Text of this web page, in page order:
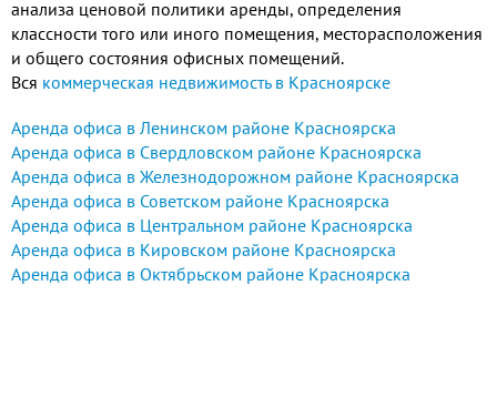
анализа ценовой политики аренды, определения
классности того или иного помещения, месторасположения
и общего состояния офисных помещений.
Вся коммерческая недвижимость в Красноярске
Аренда офиса в Ленинском районе Красноярска
Аренда офиса в Свердловском районе Красноярска
Аренда офиса в Железнодорожном районе Красноярска
Аренда офиса в Советском районе Красноярска
Аренда офиса в Центральном районе Красноярска
Аренда офиса в Кировском районе Красноярска
Аренда офиса в Октябрьском районе Красноярска